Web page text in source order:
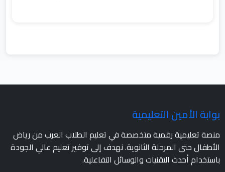
بوابة الأمين التعليمية
منصة تعليمية رقمية متخصصة في تعليم الطلاب العرب من رياض
الأطفال حتى المرحلة الثانوية. نهدف إلى توفير تعليم عالي الجودة
باستخدام أحدث التقنيات والوسائل التفاعلية.